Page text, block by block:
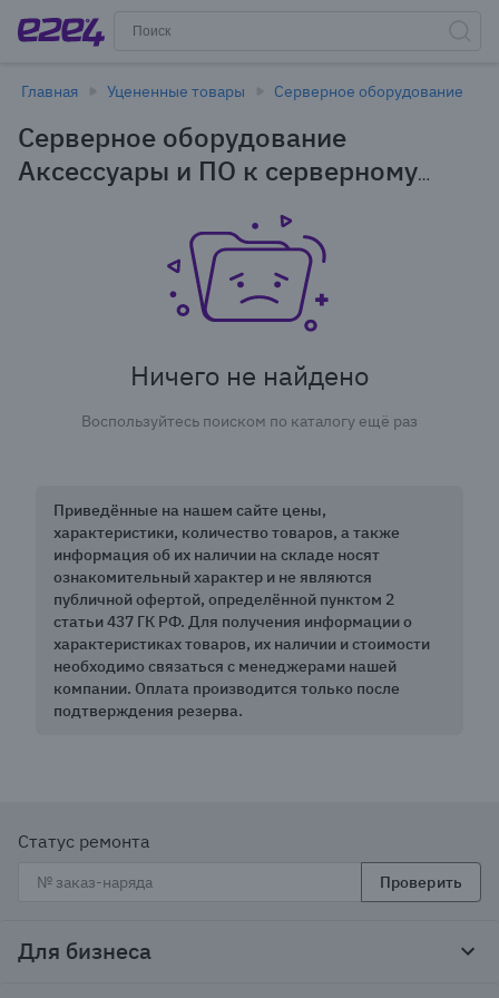
Главная Уцененные товары Серверное оборудование
Серверное оборудование
Аксессуары и ПО к серверному
уцененные товары
Ничего не найдено
Воспользуйтесь поиском по каталогу ещё раз
Приведённые на нашем сайте цены,
характеристики, количество товаров, а также
информация об их наличии на складе носят
ознакомительный характер и не являются
публичной офертой, определённой пунктом 2
статьи 437 ГК РФ. Для получения информации о
характеристиках товаров, их наличии и стоимости
необходимо связаться с менеджерами нашей
компании. Оплата производится только после
подтверждения резерва.
Статус ремонта
Проверить
Для бизнеса